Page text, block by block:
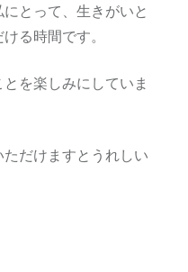
とって、生きがいと
る時間です。
を楽しみにしていま
だけますとうれしい